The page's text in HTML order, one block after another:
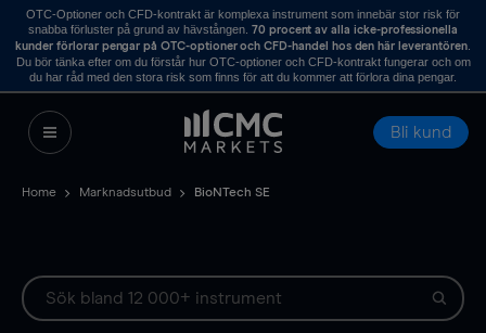
OTC-Optioner och CFD-kontrakt är komplexa instrument som innebär stor risk för
snabba förluster på grund av hävstången. 70 procent av alla icke-professionella
kunder förlorar pengar på OTC-optioner och CFD-handel hos den här leverantören.
Du bör tänka efter om du förstår hur OTC-optioner och CFD-kontrakt fungerar och om
du har råd med den stora risk som finns för att du kommer att förlora dina pengar.
Bli kund
Home Marknadsutbud BioNTech SE